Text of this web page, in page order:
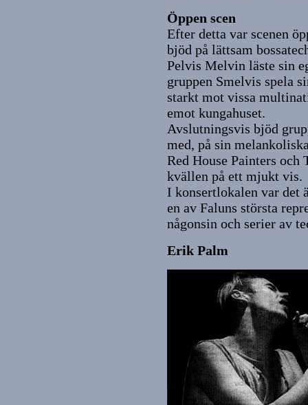
Öppen scen
Efter detta var scenen
bjöd på lättsam
Pelvis Melvin läste sin
gruppen Smelvis spela
starkt mot vissa
emot kungahuset.
Avslutningsvis bjöd
med, på sin
Red House Painters och
kvällen på ett mjukt vis.
I konsertlokalen var det
en av Faluns största
någonsin och serier av
Erik Palm